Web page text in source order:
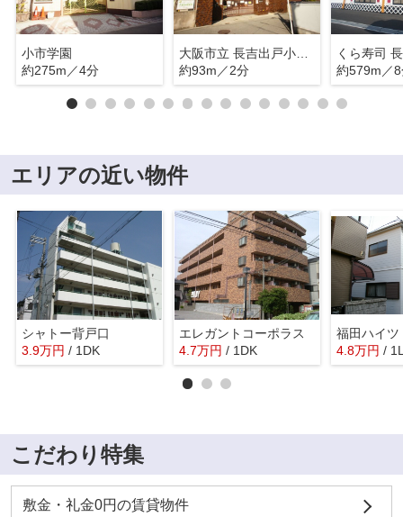
小市学園
約275m／4分
大阪市立 長吉出戸小学校
約93m／2分
くら寿司
約579m／
エリアの近い物件
シャトー背戸口
3.9万円 / 1DK
エレガントコーポラス
4.7万円 / 1DK
福田ハイツ
4.8万円 /
こだわり特集
敷金・礼金0円の賃貸物件